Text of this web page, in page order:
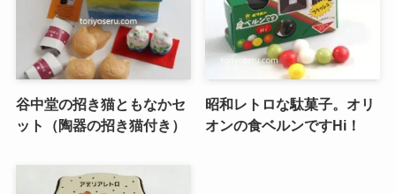
谷中堂の招き猫ともなかセ
ット（陶器の招き猫付き）
昭和レトロな駄菓子。オリ
オンの食ベルンですHi！